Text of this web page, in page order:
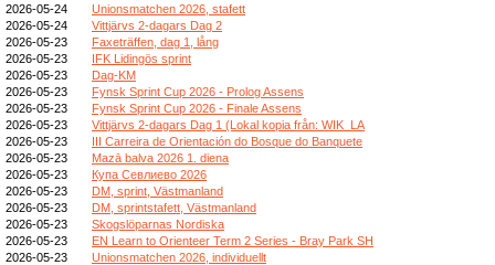
2026-05-24
Unionsmatchen 2026, stafett
2026-05-24
Vittjärvs 2-dagars Dag 2
2026-05-23
Faxeträffen, dag 1, lång
2026-05-23
IFK Lidingös sprint
2026-05-23
Dag-KM
2026-05-23
Fynsk Sprint Cup 2026 - Prolog Assens
2026-05-23
Fynsk Sprint Cup 2026 - Finale Assens
2026-05-23
Vittjärvs 2-dagars Dag 1 (Lokal kopia från: WIK_LA
2026-05-23
III Carreira de Orientación do Bosque do Banquete
2026-05-23
Mazā balva 2026 1. diena
2026-05-23
Купа Севлиево 2026
2026-05-23
DM, sprint, Västmanland
2026-05-23
DM, sprintstafett, Västmanland
2026-05-23
Skogslöparnas Nordiska
2026-05-23
EN Learn to Orienteer Term 2 Series - Bray Park SH
2026-05-23
Unionsmatchen 2026, individuellt